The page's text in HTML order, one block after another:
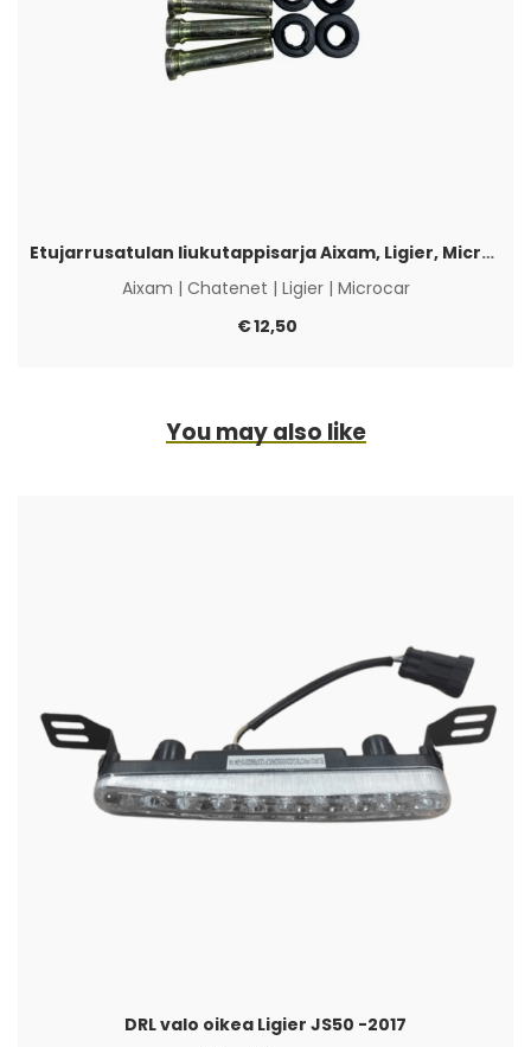
Etujarrusatulan liukutappisarja Aixam, Ligier, Microcar & Chatenet
Aixam | Chatenet | Ligier| Microcar
€12,50
You may also like
DRL valo oikea Ligier JS50 -2017